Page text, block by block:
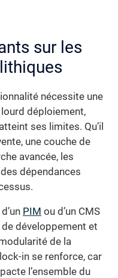
sur les
nécessite une
déploiement,
ses limites. Qu’il
une couche de
avancée, les
dépendances
PIM ou d’un CMS
développement et
de la
in se renforce, car
l’ensemble du